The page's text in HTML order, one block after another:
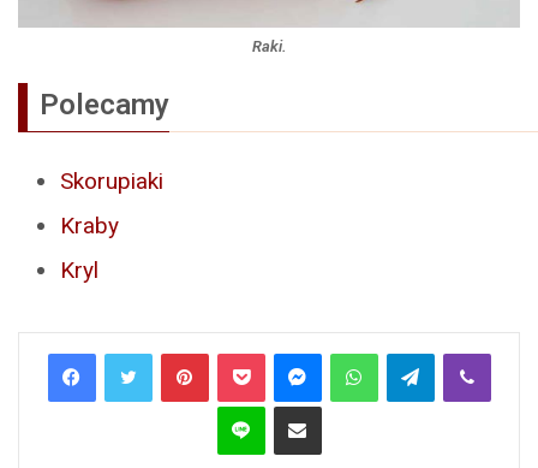
Raki.
Polecamy
Skorupiaki
Kraby
Kryl
PinterestPocket MessengerWhatsAppTelegramViber
Line Share via Email